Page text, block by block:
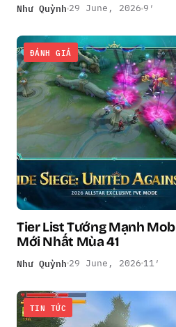
Như Quỳnh 29 June, 2026 9′
ĐÁNH GIÁ
Tier List Tướng Mạnh
Mới Nhất Mùa 41
Như Quỳnh 29 June, 2026 11′
TIN TỨC